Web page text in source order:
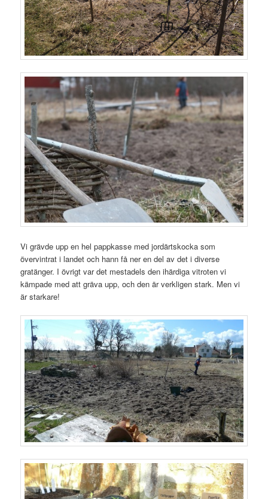
Vi grävde upp en hel pappkasse med jordärtskocka som
övervintrat i landet och hann få ner en del av det i diverse
gratänger. I övrigt var det mestadels den ihärdiga vitroten vi
kämpade med att gräva upp, och den är verkligen stark. Men vi
är starkare!